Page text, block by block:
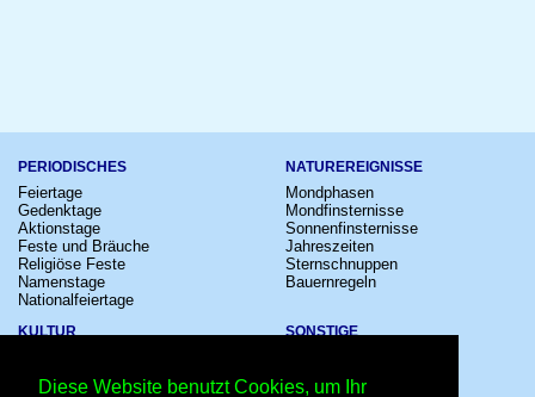
Diese Website benutzt Cookies, um Ihr
PERIODISCHES
Feiertage
Gedenktage
Aktionstage
Feste und Bräuche
Religiöse Feste
Namenstage
Nationalfeiertage
NATUREREIGNISSE
Mondphasen
Mondfinsternisse
Sonnenfinsternisse
Jahreszeiten
Sternschnuppen
Bauernregeln
KULTUR
Kinostarts
Festivals
SONSTIGE
Sternzeichen
Schalttage